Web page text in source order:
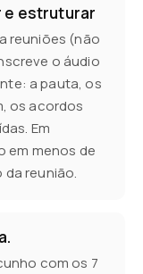
e estruturar
reuniões (não
o áudio
a pauta, os
os acordos
Em
em menos de
reunião.
com os 7